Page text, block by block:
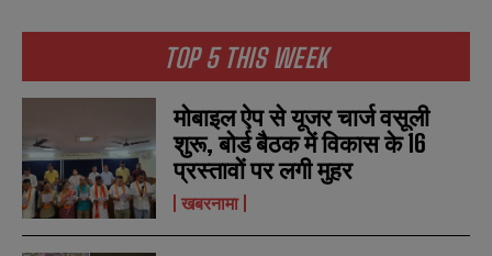
TOP 5 THIS WEEK
मोबाइल ऐप से यूजर चार्ज वसूली
शुरू, बोर्ड बैठक में विकास के 16
प्रस्तावों पर लगी मुहर
खबरनामा